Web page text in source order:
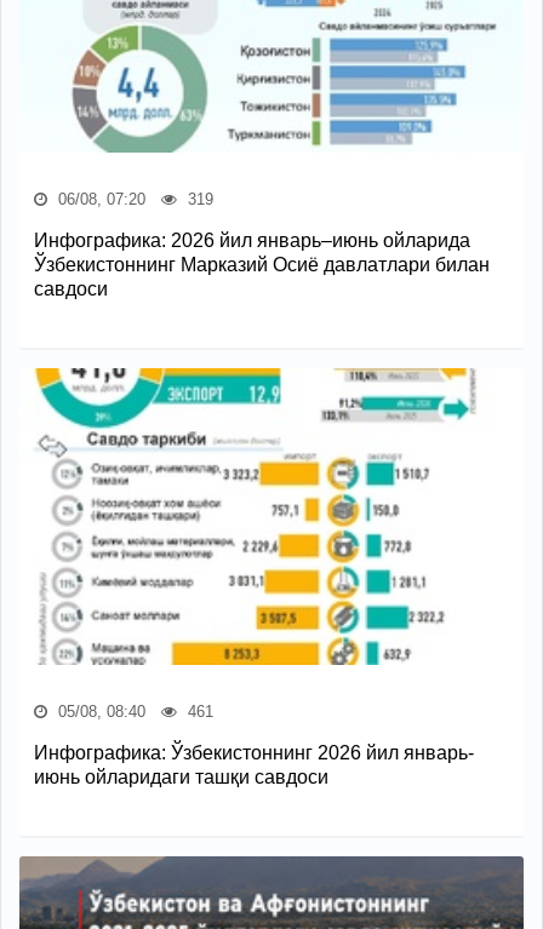
06/08, 07:20 319
Инфографика: 2026 йил январь–июнь ойларида
Ўзбекистоннинг Марказий Осиё давлатлари билан
савдоси
05/08, 08:40 461
Инфографика: Ўзбекистоннинг 2026 йил январь-
июнь ойларидаги ташқи савдоси